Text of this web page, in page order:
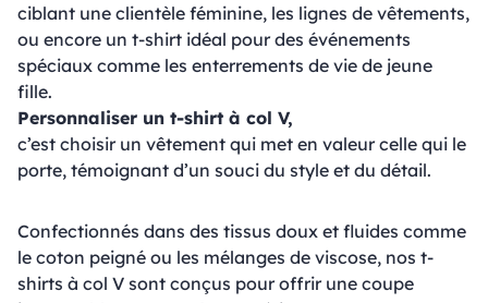
ciblant une clientèle féminine, les lignes de vêtements,
ou encore un t-shirt idéal pour des événements
spéciaux comme les enterrements de vie de jeune
fille.
Personnaliser un t-shirt à col V,
c’est choisir un vêtement qui met en valeur celle qui le
porte, témoignant d’un souci du style et du détail.
Confectionnés dans des tissus doux et fluides comme
le coton peigné ou les mélanges de viscose, nos t-
shirts à col V sont conçus pour offrir une coupe